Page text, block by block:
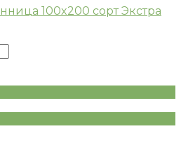
100x200 сорт Экстра